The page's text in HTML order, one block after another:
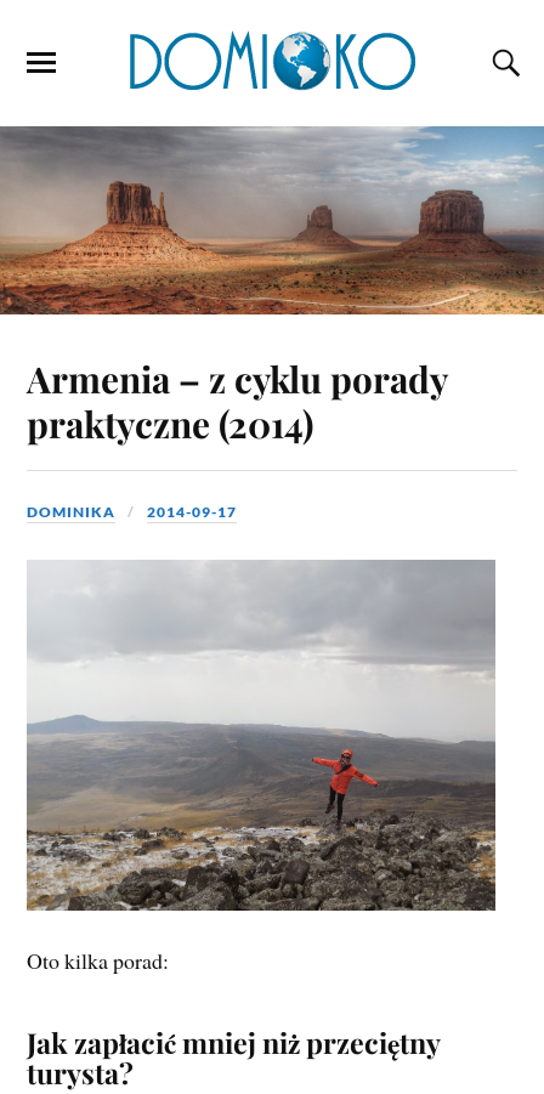
Armenia – z cyklu porady
praktyczne (2014)
DOMINIKA 2014-09-17
Oto kilka porad:
Jak zapłacić mniej niż przeciętny
turysta?